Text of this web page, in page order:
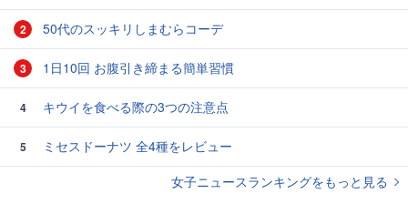
2 50代のスッキリしまむらコーデ
3 1日10回 お腹引き締まる簡単習慣
4 キウイを食べる際の3つの注意点
5
ミセスドーナツ 全4種をレビュー
女子ニュースランキングをもっと見る